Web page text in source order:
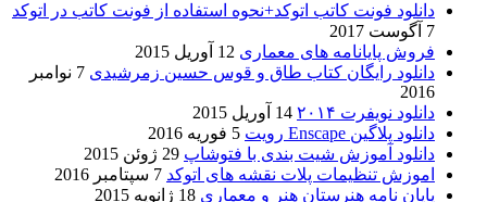
دانلود فونت کاتب اتوکد+نحوه استفاده از فونت کاتب در اتوکد
7 آگوست 2017
فروش پایانامه های معماری 12 آوریل 2015
دانلود رایگان کتاب طاق و قوس حسین زمرشیدی
7 نوامبر
2016
دانلود نویفرت ۲۰۱۴
14 آوریل 2015
دانلود پلاگین Enscape رویت
5 فوریه 2016
دانلود آموزش شیت بندی با فتوشاپ 29 ژوئن 2015
اموزش تنظیمات پلات نقشه های اتوکد 7 سپتامبر 2016
پایان نامه هنرستان هنر و معماري 18 ژانویه 2015